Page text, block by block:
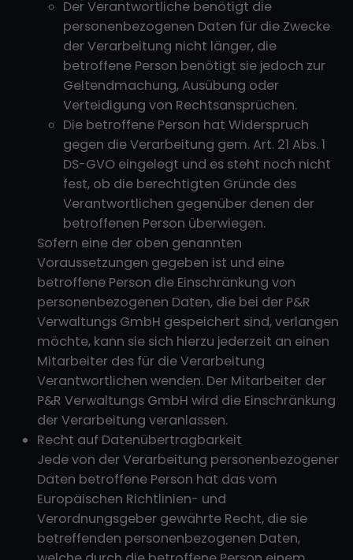
Der Verantwortliche benötigt die
personenbezogenen Daten für die Zwecke
der Verarbeitung nicht länger, die
betroffene Person benötigt sie jedoch zur
Geltendmachung, Ausübung oder
Verteidigung von Rechtsansprüchen.
Die betroffene Person hat Widerspruch
gegen die Verarbeitung gem. Art. 21 Abs. 1
DS-GVO eingelegt und es steht noch nicht
fest, ob die berechtigten Gründe des
Verantwortlichen gegenüber denen der
betroffenen Person überwiegen.
Sofern eine der oben genannten
Voraussetzungen gegeben ist und eine
betroffene Person die Einschränkung von
personenbezogenen Daten, die bei der P&R
Verwaltungs GmbH gespeichert sind, verlangen
möchte, kann sie sich hierzu jederzeit an einen
Mitarbeiter des für die Verarbeitung
Verantwortlichen wenden. Der Mitarbeiter der
P&R Verwaltungs GmbH wird die Einschränkung
der Verarbeitung veranlassen.
Recht auf Datenübertragbarkeit
Jede von der Verarbeitung personenbezogener
Daten betroffene Person hat das vom
Europäischen Richtlinien- und
Verordnungsgeber gewährte Recht, die sie
betreffenden personenbezogenen Daten,